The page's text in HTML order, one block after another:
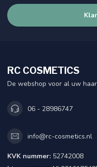
RC COSMETICS
De webshop voor al uw
06 - 28986747
info@rc-cosmetics.nl
KVK nummer: 52742008